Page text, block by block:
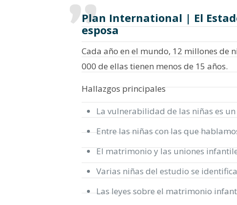
Plan International | El
esposa
Cada año en el mundo, 12 millones de
000 de ellas tienen menos de 15 años.
Hallazgos principales
La vulnerabilidad de las niñas es un
Entre las niñas con las que
El matrimonio y las uniones
Varias niñas del estudio se
Las leyes sobre el matrimonio